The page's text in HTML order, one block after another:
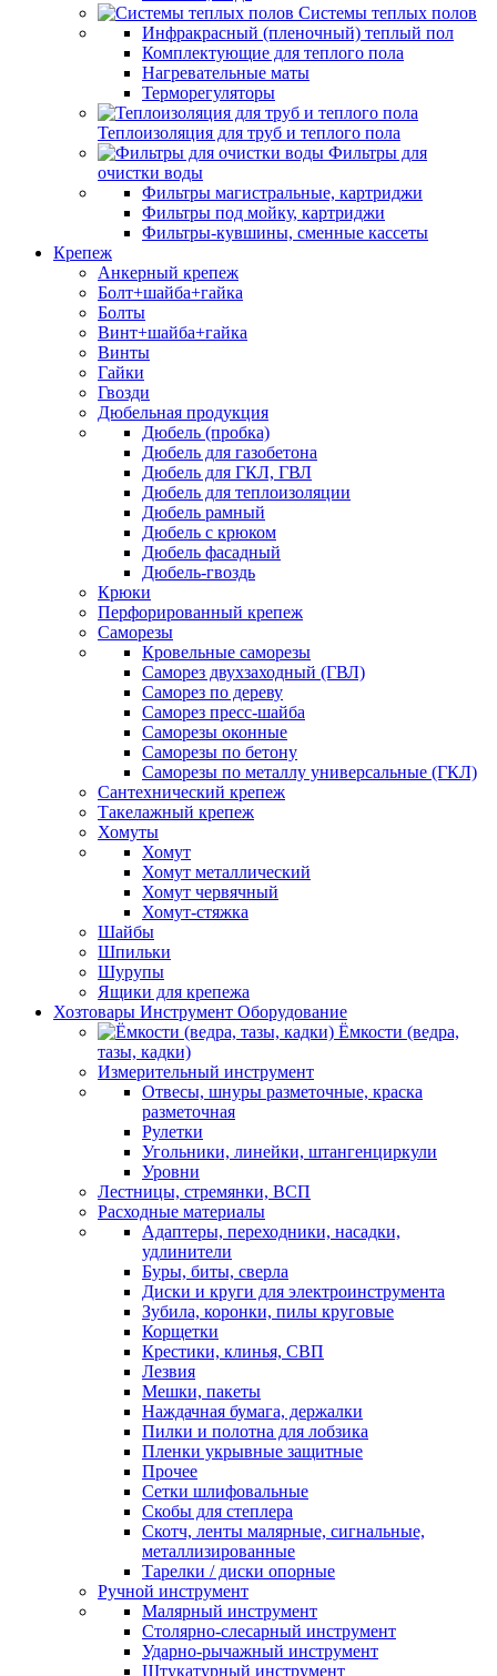
Системы теплых полов
Инфракрасный (пленочный) теплый пол
Комплектующие для теплого пола
Нагревательные маты
Терморегуляторы
Теплоизоляция для труб и теплого пола
Фильтры для
очистки воды
Фильтры магистральные, картриджи
Фильтры под мойку, картриджи
Фильтры-кувшины, сменные кассеты
Крепеж
Анкерный крепеж
Болт+шайба+гайка
Болты
Винт+шайба+гайка
Винты
Гайки
Гвозди
Дюбельная продукция
Дюбель (пробка)
Дюбель для газобетона
Дюбель для ГКЛ, ГВЛ
Дюбель для теплоизоляции
Дюбель рамный
Дюбель с крюком
Дюбель фасадный
Дюбель-гвоздь
Крюки
Перфорированный крепеж
Саморезы
Кровельные саморезы
Саморез двухзаходный (ГВЛ)
Саморез по дереву
Саморез пресс-шайба
Саморезы оконные
Саморезы по бетону
Саморезы по металлу универсальные (ГКЛ)
Сантехнический крепеж
Такелажный крепеж
Хомуты
Хомут
Хомут металлический
Хомут червячный
Хомут-стяжка
Шайбы
Шпильки
Шурупы
Ящики для крепежа
Хозтовары Инструмент Оборудование
Ёмкости (ведра,
тазы, кадки)
Измерительный инструмент
Отвесы, шнуры разметочные, краска
разметочная
Рулетки
Угольники, линейки, штангенциркули
Уровни
Лестницы, стремянки, ВСП
Расходные материалы
Адаптеры, переходники, насадки,
удлинители
Буры, биты, сверла
Диски и круги для электроинструмента
Зубила, коронки, пилы круговые
Корщетки
Крестики, клинья, СВП
Лезвия
Мешки, пакеты
Наждачная бумага, держалки
Пилки и полотна для лобзика
Пленки укрывные защитные
Прочее
Сетки шлифовальные
Скобы для степлера
Скотч, ленты малярные, сигнальные,
металлизированные
Тарелки / диски опорные
Ручной инструмент
Малярный инструмент
Столярно-слесарный инструмент
Ударно-рычажный инструмент
Штукатурный инструмент